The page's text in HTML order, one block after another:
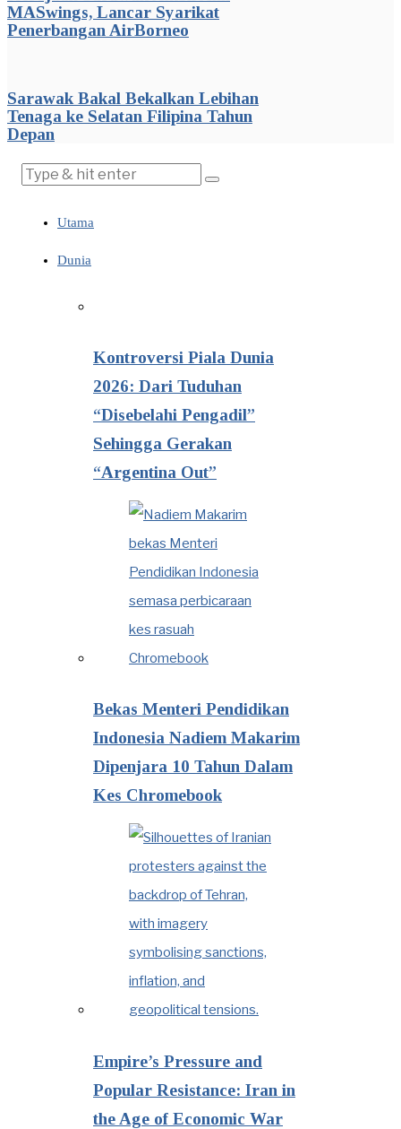
MASwings, Lancar Syarikat
Penerbangan AirBorneo
Sarawak Bakal Bekalkan Lebihan
Tenaga ke Selatan Filipina Tahun
Depan
Utama
Dunia
Kontroversi Piala Dunia
2026: Dari Tuduhan
“Disebelahi Pengadil”
Sehingga Gerakan
“Argentina Out”
Bekas Menteri Pendidikan
Indonesia Nadiem Makarim
Dipenjara 10 Tahun Dalam
Kes Chromebook
Empire’s Pressure and
Popular Resistance: Iran in
the Age of Economic War